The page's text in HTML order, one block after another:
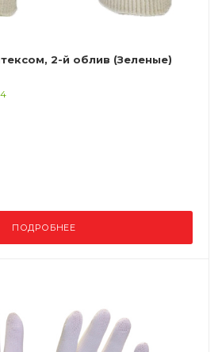
2-й облив (Зеленые)
ПОДРОБНЕЕ